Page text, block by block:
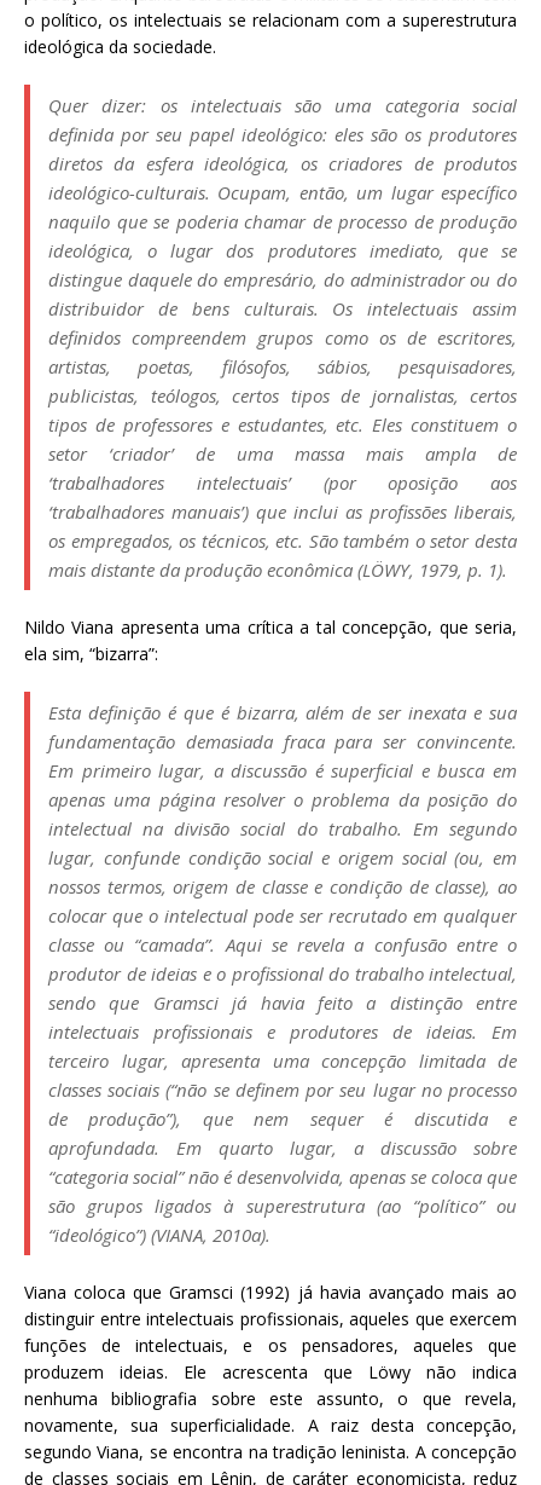
o político, os intelectuais se relacionam com a superestrutura
ideológica da sociedade.
Quer dizer: os intelectuais são uma categoria social
definida por seu papel ideológico: eles são os produtores
diretos da esfera ideológica, os criadores de produtos
ideológico-culturais. Ocupam, então, um lugar específico
naquilo que se poderia chamar de processo de produção
ideológica, o lugar dos produtores imediato, que se
distingue daquele do empresário, do administrador ou do
distribuidor de bens culturais. Os intelectuais assim
definidos compreendem grupos como os de escritores,
artistas, poetas, filósofos, sábios, pesquisadores,
publicistas, teólogos, certos tipos de jornalistas, certos
tipos de professores e estudantes, etc. Eles constituem o
setor ‘criador’ de uma massa mais ampla de
‘trabalhadores intelectuais’ (por oposição aos
‘trabalhadores manuais’) que inclui as profissões liberais,
os empregados, os técnicos, etc. São também o setor desta
mais distante da produção econômica (LÖWY, 1979, p. 1).
Nildo Viana apresenta uma crítica a tal concepção, que seria,
ela sim, “bizarra”:
Esta definição é que é bizarra, além de ser inexata e sua
fundamentação demasiada fraca para ser convincente.
Em primeiro lugar, a discussão é superficial e busca em
apenas uma página resolver o problema da posição do
intelectual na divisão social do trabalho. Em segundo
lugar, confunde condição social e origem social (ou, em
nossos termos, origem de classe e condição de classe), ao
colocar que o intelectual pode ser recrutado em qualquer
classe ou “camada”. Aqui se revela a confusão entre o
produtor de ideias e o profissional do trabalho intelectual,
sendo que Gramsci já havia feito a distinção entre
intelectuais profissionais e produtores de ideias. Em
terceiro lugar, apresenta uma concepção limitada de
classes sociais (“não se definem por seu lugar no processo
de produção”), que nem sequer é discutida e
aprofundada. Em quarto lugar, a discussão sobre
“categoria social” não é desenvolvida, apenas se coloca que
são grupos ligados à superestrutura (ao “político” ou
“ideológico”) (VIANA, 2010a).
Viana coloca que Gramsci (1992) já havia avançado mais ao
distinguir entre intelectuais profissionais, aqueles que exercem
funções de intelectuais, e os pensadores, aqueles que
produzem ideias. Ele acrescenta que Löwy não indica
nenhuma bibliografia sobre este assunto, o que revela,
novamente, sua superficialidade. A raiz desta concepção,
segundo Viana, se encontra na tradição leninista. A concepção
de classes sociais em Lênin, de caráter economicista, reduz